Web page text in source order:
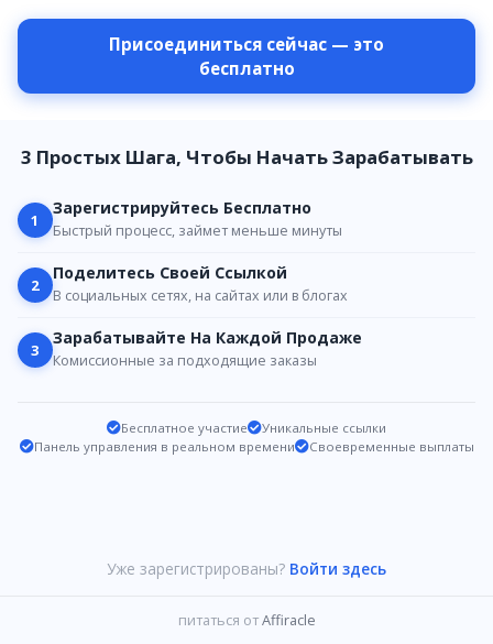
Присоединиться сейчас — это
бесплатно
3 Простых Шага, Чтобы Начать Зарабатывать
1
Зарегистрируйтесь Бесплатно
Быстрый процесс, займет меньше минуты
2
Поделитесь Своей Ссылкой
В социальных сетях, на сайтах или в блогах
3
Зарабатывайте На Каждой Продаже
Комиссионные за подходящие заказы
Бесплатное участие
Уникальные ссылки
Панель управления в реальном времени
Своевременные выплаты
Уже зарегистрированы? Войти здесь
питаться отAffiracle